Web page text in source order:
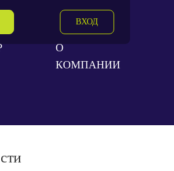
ВХОД
О
КОМПАНИИ